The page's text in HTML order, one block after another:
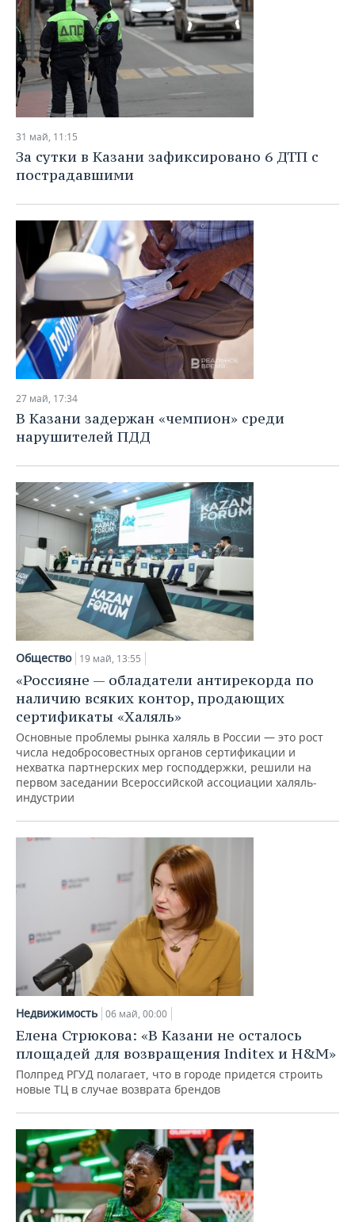
31 май, 11:15
За сутки в Казани зафиксировано 6 ДТП с
пострадавшими
27 май, 17:34
В Казани задержан «чемпион» среди
нарушителей ПДД
Общество 19 май, 13:55
«Россияне — обладатели антирекорда по
наличию всяких контор, продающих
сертификаты «Халяль»
Основные проблемы рынка халяль в России — это рост
числа недобросовестных органов сертификации и
нехватка партнерских мер господдержки, решили на
первом заседании Всероссийской ассоциации халяль-
индустрии
Недвижимость 06 май, 00:00
Елена Стрюкова: «В Казани не осталось
площадей для возвращения Inditex и H&M»
Полпред РГУД полагает, что в городе придется строить
новые ТЦ в случае возврата брендов